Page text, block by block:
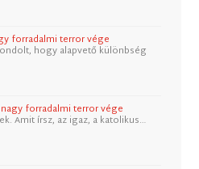
forradalmi terror vége
hogy alapvető különbség
forradalmi terror vége
Amit írsz, az igaz, a katolikus…